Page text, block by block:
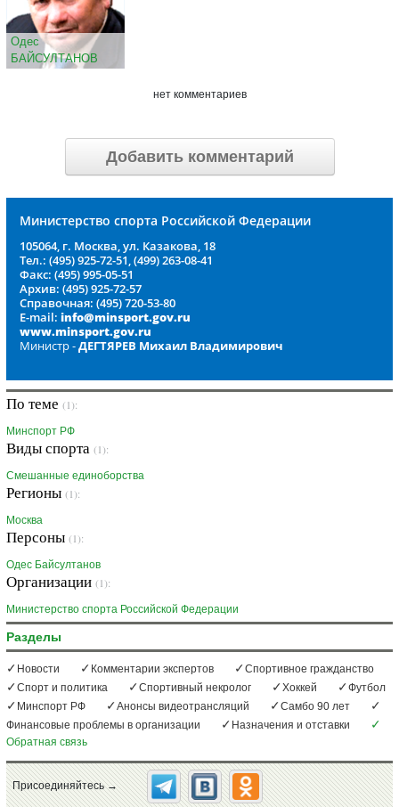
Одес
БАЙСУЛТАНОВ
нет комментариев
Добавить комментарий
Министерство спорта Российской Федерации
105064, г. Москва, ул. Казакова, 18
Тел.: (495) 925-72-51, (499) 263-08-41
Факс: (495) 995-05-51
Архив: (495) 925-72-57
Справочная: (495) 720-53-80
E-mail: info@minsport.gov.ru
www.minsport.gov.ru
Министр -ДЕГТЯРЕВ Михаил Владимирович
По теме (1):
Минспорт РФ
Виды спорта (1):
Смешанные единоборства
Регионы (1):
Москва
Персоны (1):
Одес Байсултанов
Организации (1):
Министерство спорта Российской Федерации
Разделы
Новости Комментарии экспертов
Спортивное гражданство
Спорт и политика
Спортивный некролог Хоккей
Футбол
Минспорт РФ
Анонсы видеотрансляций
Самбо 90 лет
Финансовые проблемы в организации
Назначения и отставки
Обратная связь
Присоединяйтесь →